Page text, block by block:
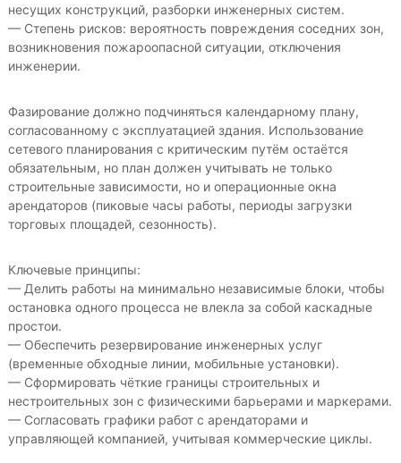
несущих конструкций, разборки инженерных систем.
— Степень рисков: вероятность повреждения соседних зон,
возникновения пожароопасной ситуации, отключения
инженерии.
Фазирование должно подчиняться календарному плану,
согласованному с эксплуатацией здания. Использование
сетевого планирования с критическим путём остаётся
обязательным, но план должен учитывать не только
строительные зависимости, но и операционные окна
арендаторов (пиковые часы работы, периоды загрузки
торговых площадей, сезонность).
Ключевые принципы:
— Делить работы на минимально независимые блоки, чтобы
остановка одного процесса не влекла за собой каскадные
простои.
— Обеспечить резервирование инженерных услуг
(временные обходные линии, мобильные установки).
— Сформировать чёткие границы строительных и
нестроительных зон с физическими барьерами и маркерами.
— Согласовать графики работ с арендаторами и
управляющей компанией, учитывая коммерческие циклы.